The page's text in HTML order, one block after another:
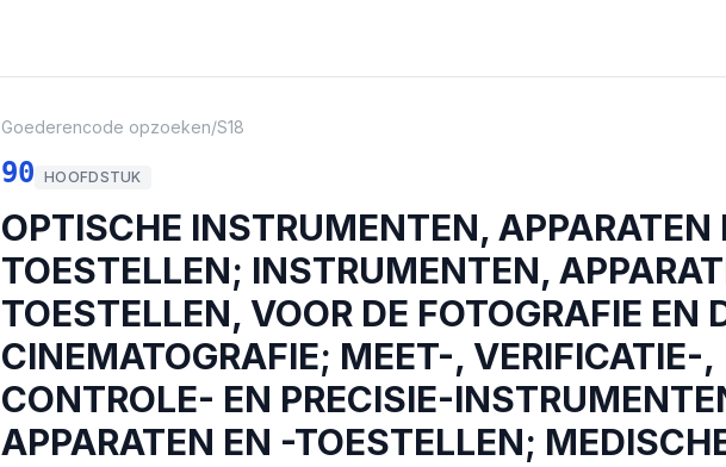
Goederencode opzoeken/S18
90 HOOFDSTUK
OPTISCHE INSTRUMENTEN, APPARATEN
TOESTELLEN; INSTRUMENTEN,
TOESTELLEN, VOOR DE FOTOGRAFIE EN
CINEMATOGRAFIE; MEET-, VERIFICATIE-,
CONTROLE- EN PRECISIE-
APPARATEN EN -TOESTELLEN;